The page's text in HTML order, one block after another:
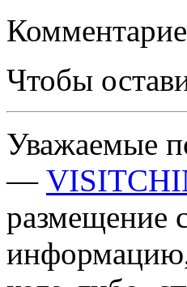
Чтобы
Уважаемые
—
размещение
информацию,